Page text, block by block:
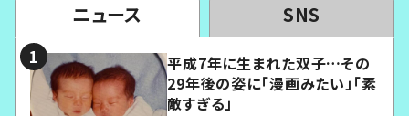
ニュース SNS
平成7年に生まれた双子…その
29年後の姿に「漫画みたい」「素
敵すぎる」